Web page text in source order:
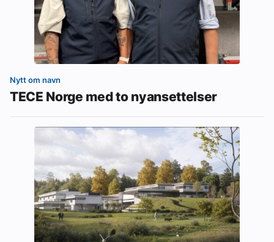
Nytt om navn
TECE Norge med to nyansettelser